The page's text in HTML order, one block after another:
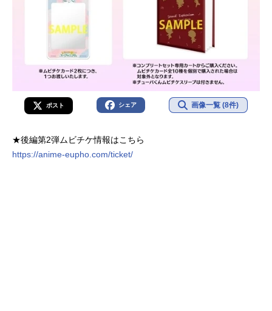
ポスト シェア 画像一覧 (8件)
★後編第2弾ムビチケ情報はこちら
https://anime-eupho.com/ticket/